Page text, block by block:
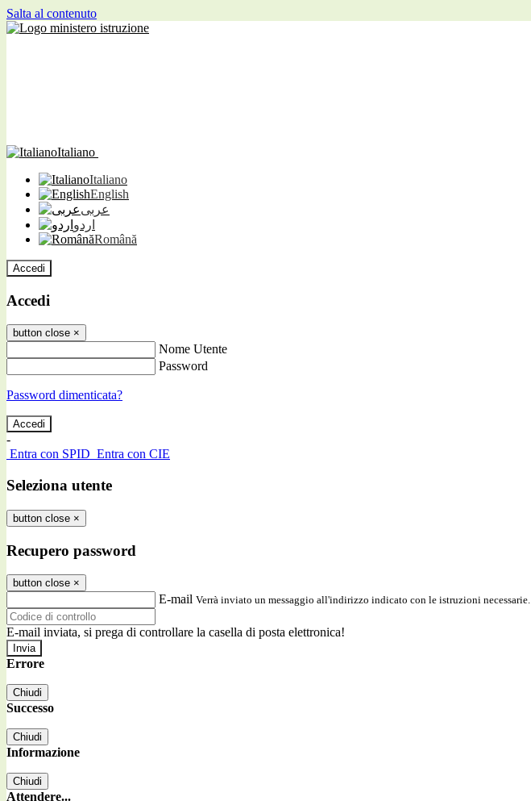
Salta al contenuto
Italiano
Italiano
English
عربى
اردو
Română
Accedi
Accedi
button close ×
Nome Utente
Password
Password dimenticata?
-
Entra con SPID Entra con CIE
Seleziona utente
button close ×
Recupero password
button close ×
E-mail Verrà inviato un messaggio all'indirizzo indicato con le istruzioni necessarie.
E-mail inviata, si prega di controllare la casella di posta elettronica!
Errore
Chiudi
Successo
Chiudi
Informazione
Chiudi
Attendere...